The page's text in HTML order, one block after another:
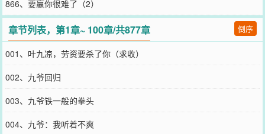
866、要赢你很难了（2）
章节列表，第1章~ 100章/共877章 倒序
001、叶九凉，劳资要杀了你（求收）
002、九爷回归
003、九爷铁一般的拳头
004、九爷：我听着不爽